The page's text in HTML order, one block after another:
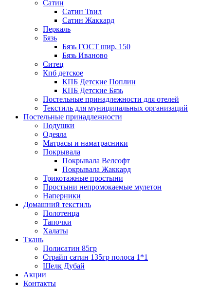
Сатин
Сатин Твил
Сатин Жаккард
Перкаль
Бязь
Бязь ГОСТ шир. 150
Бязь Иваново
Ситец
Кпб детское
КПБ Детские Поплин
КПБ Детские Бязь
Постельные принадлежности для отелей
Текстиль для муниципальных организаций
Постельные принадлежности
Подушки
Одеяла
Матрасы и наматрасники
Покрывала
Покрывала Велсофт
Покрывала Жаккард
Трикотажные простыни
Простыни непромокаемые мулетон
Наперники
Домашний текстиль
Полотенца
Тапочки
Халаты
Ткань
Полисатин 85гр
Страйп сатин 135гр полоса 1*1
Шелк Дубай
Акции
Контакты